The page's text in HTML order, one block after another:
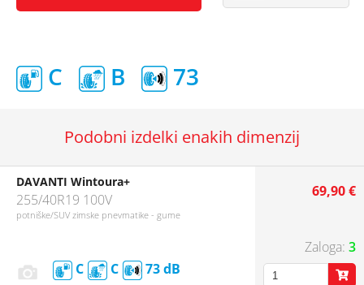
C B 73
Podobni izdelki enakih dimenzij
DAVANTI Wintoura+
255/40R19 100V
potniške/SUV zimske pnevmatike - gume
C C 73
69,90 €
3